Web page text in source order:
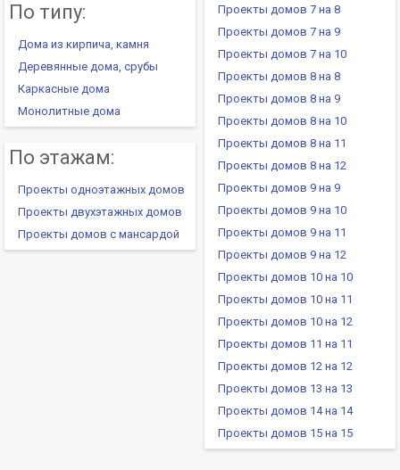
По типу:
Дома из кирпича, камня
Деревянные дома, срубы
Каркасные дома
Монолитные дома
По этажам:
Проекты одноэтажных домов
Проекты двухэтажных домов
Проекты домов с мансардой
Проекты домов 7 на 8
Проекты домов 7 на 9
Проекты домов 7 на 10
Проекты домов 8 на 8
Проекты домов 8 на 9
Проекты домов 8 на 10
Проекты домов 8 на 11
Проекты домов 8 на 12
Проекты домов 9 на 9
Проекты домов 9 на 10
Проекты домов 9 на 11
Проекты домов 9 на 12
Проекты домов 10 на 10
Проекты домов 10 на 11
Проекты домов 10 на 12
Проекты домов 11 на 11
Проекты домов 12 на 12
Проекты домов 13 на 13
Проекты домов 14 на 14
Проекты домов 15 на 15